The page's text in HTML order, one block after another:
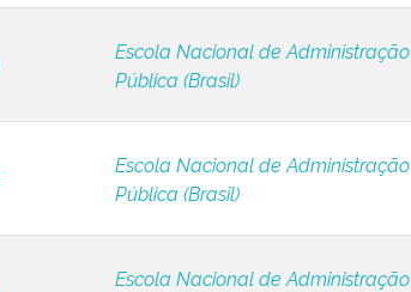
Escola Nacional de Administração
Pública (Brasil)
Escola Nacional de Administração
Pública (Brasil)
Escola Nacional de Administração